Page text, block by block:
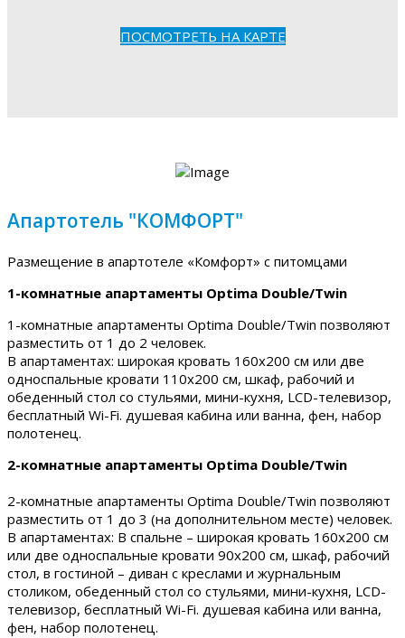
ПОСМОТРЕТЬ НА КАРТЕ
Апартотель "КОМФОРТ"
Размещение в апартотеле «Комфорт» с питомцами
1-комнатные апартаменты Optima Double/Twin
1-комнатные апартаменты Optima Double/Twin позволяют
разместить от 1 до 2 человек.
В апартаментах: широкая кровать 160х200 см или две
односпальные кровати 110х200 см, шкаф, рабочий и
обеденный стол со стульями, мини-кухня, LCD-телевизор,
бесплатный Wi-Fi. душевая кабина или ванна, фен, набор
полотенец.
2-комнатные апартаменты Optima Double/Twin
2-комнатные апартаменты Optima Double/Twin позволяют
разместить от 1 до 3 (на дополнительном месте) человек.
В апартаментах: В спальне – широкая кровать 160х200 см
или две односпальные кровати 90х200 см, шкаф, рабочий
стол, в гостиной – диван с креслами и журнальным
столиком, обеденный стол со стульями, мини-кухня, LCD-
телевизор, бесплатный Wi-Fi. душевая кабина или ванна,
фен, набор полотенец.